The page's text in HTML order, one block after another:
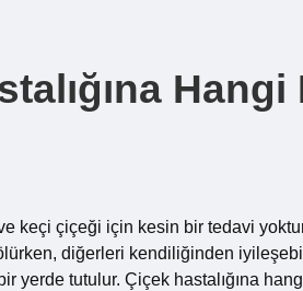
Hangi
keçi çiçeği için kesin bir tedavi
diğerleri kendiliğinden
yerde tutulur. Çiçek hastalığına